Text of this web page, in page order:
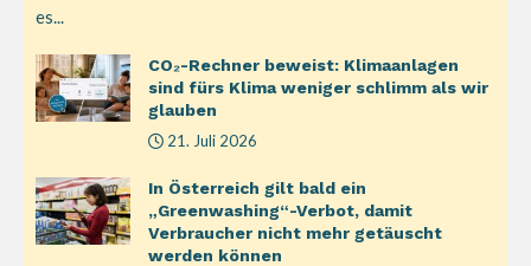
es...
CO₂-Rechner beweist: Klimaanlagen
sind fürs Klima weniger schlimm als wir
glauben
21. Juli 2026
In Österreich gilt bald ein
„Greenwashing“-Verbot, damit
Verbraucher nicht mehr getäuscht
werden können